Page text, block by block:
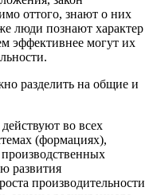
оттого, знают о них
люди познают характер
эффективнее могут их
разделить на общие и
во всех
(формациях),
развития
производительности